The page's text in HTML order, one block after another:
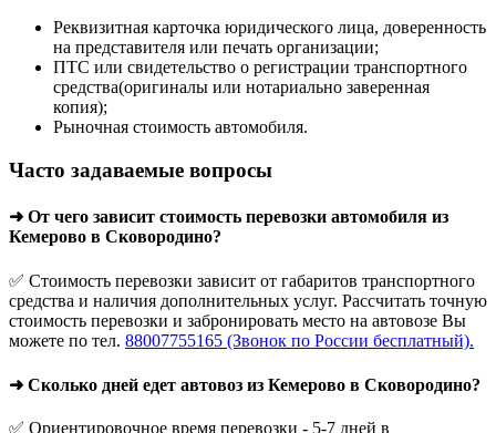
Реквизитная карточка юридического лица, доверенность
на представителя или печать организации;
ПТС или свидетельство о регистрации транспортного
средства(оригиналы или нотариально заверенная
копия);
Рыночная стоимость автомобиля.
Часто задаваемые вопросы
➜ От чего зависит стоимость перевозки автомобиля из
Кемерово в Сковородино?
✅ Стоимость перевозки зависит от габаритов транспортного
средства и наличия дополнительных услуг. Рассчитать точную
стоимость перевозки и забронировать место на автовозе Вы
можете по тел. 88007755165 (Звонок по России бесплатный).
➜ Сколько дней едет автовоз из Кемерово в Сковородино?
✅ Ориентировочное время перевозки - 5-7 дней в